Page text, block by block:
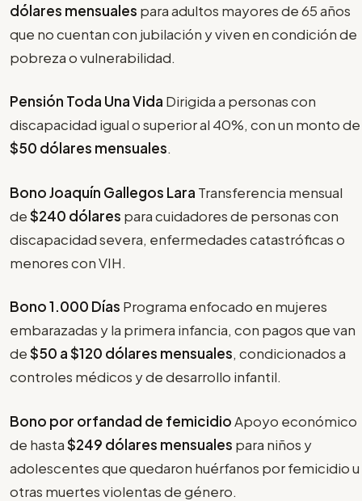
dólares mensuales para adultos mayores de 65 años
que no cuentan con jubilación y viven en condición de
pobreza o vulnerabilidad.
Pensión Toda Una Vida Dirigida a personas con
discapacidad igual o superior al 40%, con un monto de
$50 dólares mensuales.
Bono Joaquín Gallegos Lara Transferencia mensual
de$240 dólares para cuidadores de personas con
discapacidad severa, enfermedades catastróficas o
menores con VIH.
Bono 1.000 Días Programa enfocado en mujeres
embarazadas y la primera infancia, con pagos que van
de$50 a $120 dólares mensuales, condicionados a
controles médicos y de desarrollo infantil.
Bono por orfandad de femicidioApoyo económico
de hasta$249 dólares mensuales para niños y
adolescentes que quedaron huérfanos por femicidio u
otras muertes violentas de género.